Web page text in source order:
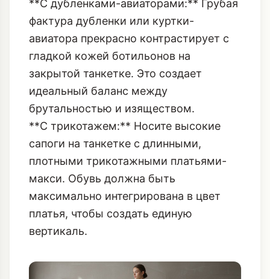
необходимый «якорь» для тяжелого,
струящегося пальто, делая образ
завершенным и дорогим.
**С дубленками-авиаторами:** Грубая
фактура дубленки или куртки-
авиатора прекрасно контрастирует с
гладкой кожей ботильонов на
закрытой танкетке. Это создает
идеальный баланс между
брутальностью и изяществом.
**С трикотажем:** Носите высокие
сапоги на танкетке с длинными,
плотными трикотажными платьями-
макси. Обувь должна быть
платья, чтобы создать единую